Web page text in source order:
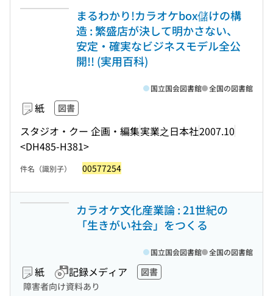
まるわかり!カラオケbox儲けの構
造 : 繁盛店が決して明かさない、
安定・確実なビジネスモデル全公
開!! (実用百科)
紙 図書
スタジオ・クー 企画・編集実業之日本社2007.10
<DH485-H381>
国立国会図書館 全国の図書館
件名（識別子） 00577254
カラオケ文化産業論 : 21世紀の
「生きがい社会」をつくる
紙 記録メディア
図書
障害者向け資料あり
国立国会図書館 全国の図書館